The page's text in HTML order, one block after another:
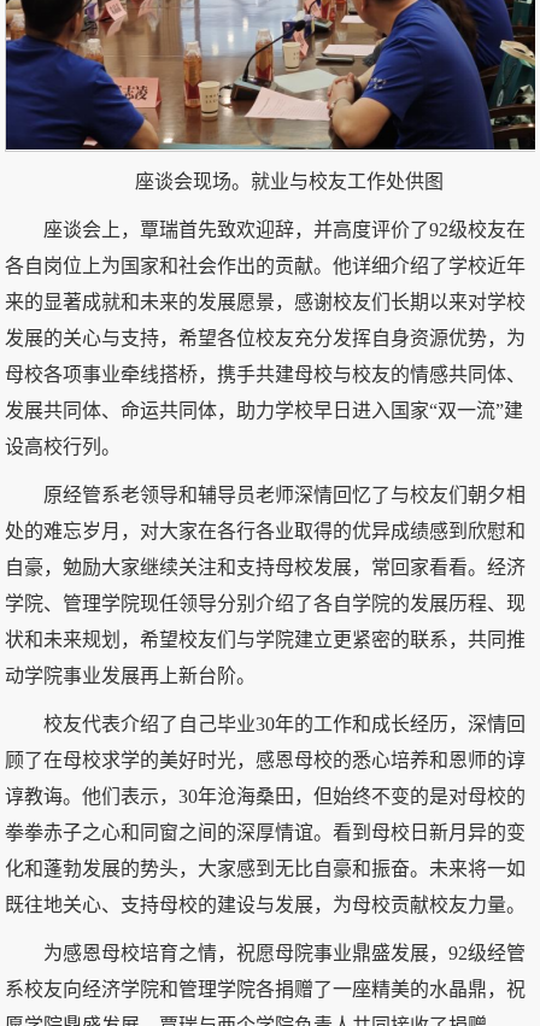
座谈会现场。就业与校友工作处供图
座谈会上，覃瑞首先致欢迎辞，并高度评价了92级校友在
各自岗位上为国家和社会作出的贡献。他详细介绍了学校近年
来的显著成就和未来的发展愿景，感谢校友们长期以来对学校
发展的关心与支持，希望各位校友充分发挥自身资源优势，为
母校各项事业牵线搭桥，携手共建母校与校友的情感共同体、
发展共同体、命运共同体，助力学校早日进入国家“双一流”建
设高校行列。
原经管系老领导和辅导员老师深情回忆了与校友们朝夕相
处的难忘岁月，对大家在各行各业取得的优异成绩感到欣慰和
自豪，勉励大家继续关注和支持母校发展，常回家看看。经济
学院、管理学院现任领导分别介绍了各自学院的发展历程、现
状和未来规划，希望校友们与学院建立更紧密的联系，共同推
动学院事业发展再上新台阶。
校友代表介绍了自己毕业30年的工作和成长经历，深情回
顾了在母校求学的美好时光，感恩母校的悉心培养和恩师的谆
谆教诲。他们表示，30年沧海桑田，但始终不变的是对母校的
拳拳赤子之心和同窗之间的深厚情谊。看到母校日新月异的变
化和蓬勃发展的势头，大家感到无比自豪和振奋。未来将一如
既往地关心、支持母校的建设与发展，为母校贡献校友力量。
为感恩母校培育之情，祝愿母院事业鼎盛发展，92级经管
系校友向经济学院和管理学院各捐赠了一座精美的水晶鼎，祝